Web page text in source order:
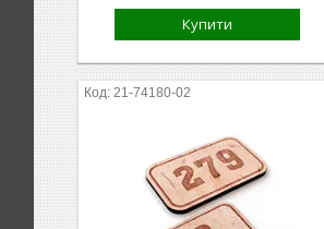
Купити
21-74180-02